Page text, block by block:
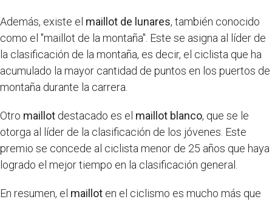
Además, existe el maillot de lunares, también conocido
como el "maillot de la montaña". Este se asigna al líder de
la clasificación de la montaña, es decir, el ciclista que ha
acumulado la mayor cantidad de puntos en los puertos de
montaña durante la carrera.
Otro maillot destacado es el maillot blanco, que se le
otorga al líder de la clasificación de los jóvenes. Este
premio se concede al ciclista menor de 25 años que haya
logrado el mejor tiempo en la clasificación general.
En resumen, el maillot en el ciclismo es mucho más que